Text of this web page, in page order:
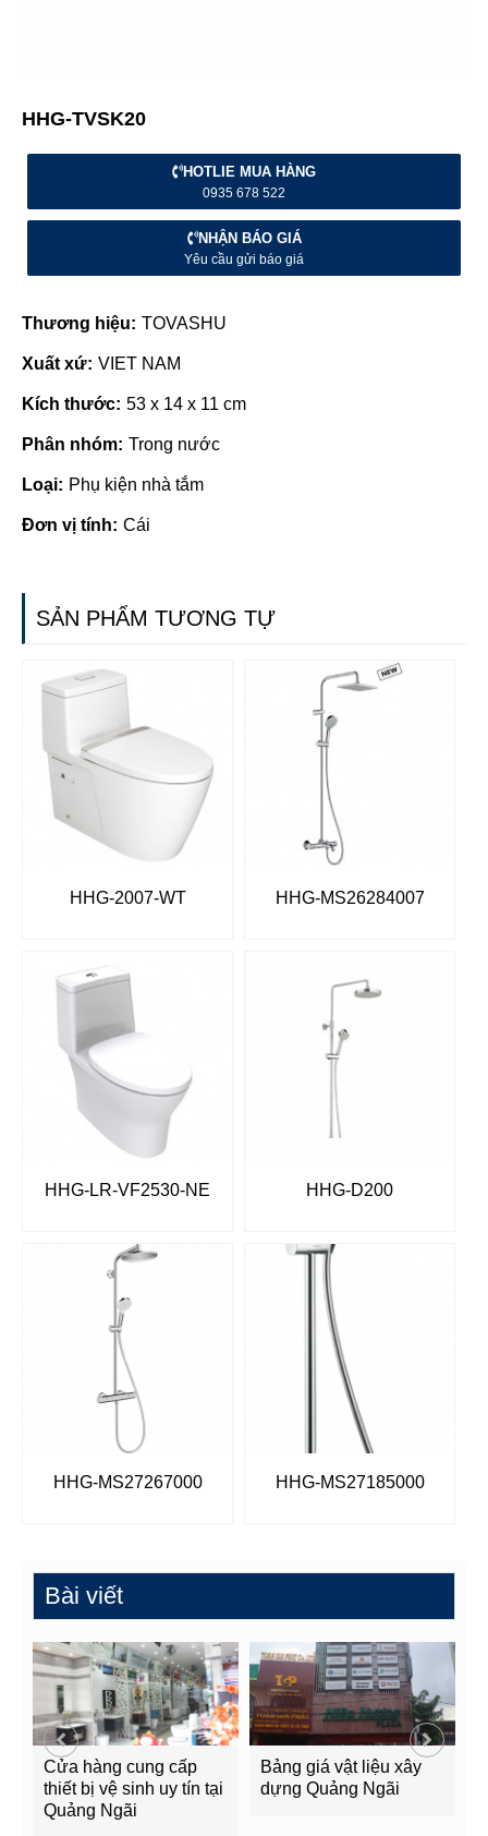
HHG-TVSK20
HOTLIE MUA HÀNG
0935 678 522
NHẬN BÁO GIÁ
Yêu cầu gửi báo giá
Thương hiệu: TOVASHU
Xuất xứ: VIET NAM
Kích thước: 53 x 14 x 11 cm
Phân nhóm: Trong nước
Loại: Phụ kiện nhà tắm
Đơn vị tính: Cái
SẢN PHẨM TƯƠNG TỰ
HHG-2007-WT HHG-MS26284007
HHG-LR-VF2530-NE HHG-D200
HHG-MS27267000 HHG-MS27185000
Bài viết
Cửa hàng cung cấp
thiết bị vệ sinh uy tín tại
Quảng Ngãi
Bảng giá vật liệu xây
dựng Quảng Ngãi